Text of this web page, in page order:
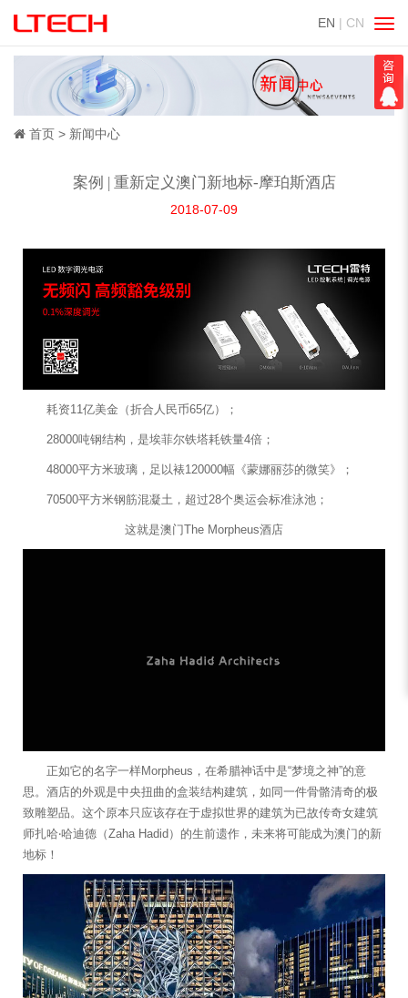
EN | CN
切
换
导
航
首页 新闻中心
案例 | 重新定义澳门新地标-摩珀斯酒店
2018-07-09
耗资11亿美金（折合人民币65亿）；
28000吨钢结构，是埃菲尔铁塔耗铁量4倍；
48000平方米玻璃，足以裱120000幅《蒙娜丽莎的微笑》；
70500平方米钢筋混凝土，超过28个奥运会标准泳池；
这就是澳门The Morpheus酒店
正如它的名字一样Morpheus，在希腊神话中是“梦境之神”的意
思。酒店的外观是中央扭曲的盒装结构建筑，如同一件骨骼清奇的极
致雕塑品。这个原本只应该存在于虚拟世界的建筑为已故传奇女建筑
师扎哈‧哈迪德（Zaha Hadid）的生前遗作，未来将可能成为澳门的新
地标！